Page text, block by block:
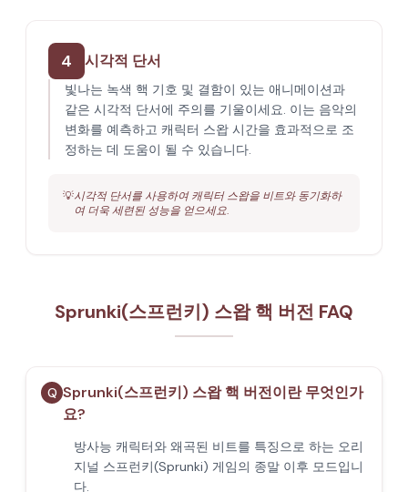
4 시각적 단서
빛나는 녹색 핵 기호 및 결함이 있는 애니메이션과
같은 시각적 단서에 주의를 기울이세요. 이는 음악의
변화를 예측하고 캐릭터 스왑 시간을 효과적으로 조
정하는 데 도움이 될 수 있습니다.
💡시각적 단서를 사용하여 캐릭터 스왑을 비트와 동기화하
여 더욱 세련된 성능을 얻으세요.
Sprunki(스프런키) 스왑 핵 버전 FAQ
Q Sprunki(스프런키) 스왑 핵 버전이란 무엇인가
요?
방사능 캐릭터와 왜곡된 비트를 특징으로 하는 오리
지널 스프런키(Sprunki) 게임의 종말 이후 모드입니
다.